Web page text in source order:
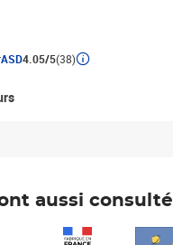
ASD4.05/5(38)
aussi consulté
Prix 7,50€